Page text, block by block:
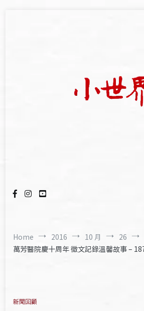
Home 2016 10 月
26
萬芳醫院慶十周年 徵文記錄溫馨故事 –
新聞回顧